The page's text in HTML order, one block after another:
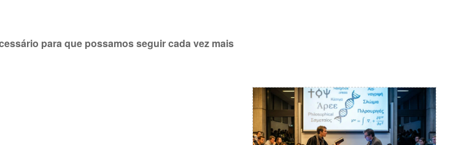
para que possamos seguir cada vez mais